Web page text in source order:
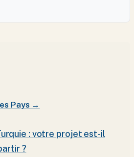
Pays →
: votre projet est-il
?